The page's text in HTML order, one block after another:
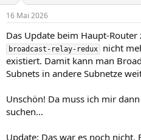
16 Mai 2026
Das Update beim Haupt-Router
broadcast-relay-redux
nicht
existiert. Damit kann man
Subnets in andere Subnetze
Unschön! Da muss ich mir
suchen...
Update: Das war es noch nicht.